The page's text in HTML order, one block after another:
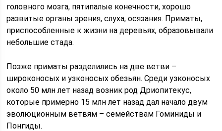
головного мозга, пятипалые конечности, хорошо
развитые органы зрения, слуха, осязания. Приматы,
приспособленные к жизни на деревьях, образовывали
небольшие стада.
Позже приматы разделились на две ветви –
широконосых и узконосых обезьян. Среди узконосых
около 50 млн лет назад возник род Дриопитекус,
которые примерно 15 млн лет назад дал начало двум
эволюционным ветвям – семействам Гоминиды и
Понгиды.